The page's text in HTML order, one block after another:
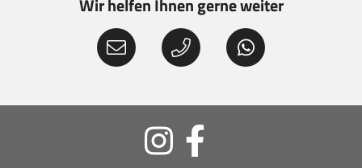
Wir helfen Ihnen gerne weiter
Soziale
Medien